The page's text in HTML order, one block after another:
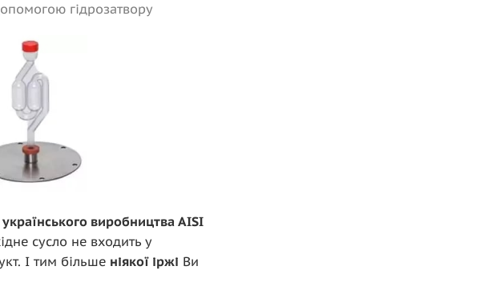
гідрозатвору
українського виробництва AISI
сусло не входить у
І тим більше ніякої іржі Ви